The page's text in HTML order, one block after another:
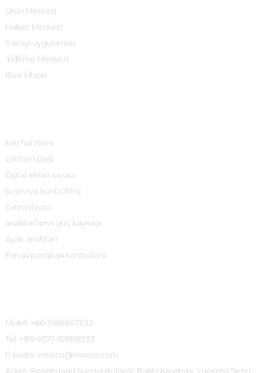
Ürün Merkezi
Haber Merkezi
Sanayi uygulaması
İndirme Merkezi
Bize Ulaşın
katı hal rölesi
zaman rölesi
Dijital ekran sayacı
su seviye kontrolörü
zamanlayıcı
anahtarlama güç kaynağı
Ayak anahtarı
Fan su pompası kontrolörü
Mobil: +86-15868071133
Tel: +86-0577-62698933
E-posta: mnxcn@mnxcn.com
Adres: Fenghuang Sanayi Bölgesi, Baishi Kasabası, Yueqing Şehri,